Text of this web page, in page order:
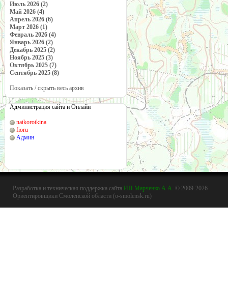
Июль 2026 (2)
Май 2026 (4)
Апрель 2026 (6)
Март 2026 (1)
Февраль 2026 (4)
Январь 2026 (2)
Декабрь 2025 (2)
Ноябрь 2025 (3)
Октябрь 2025 (7)
Сентябрь 2025 (8)
Показать / скрыть весь архив
Администрация сайта и Онлайн
natkorotkina
fioru
Админ
Разработка и техническая поддержка сайта ИП Марченко А.А. © 2009-2026
Ориентировщики Смоленской области (o-smolensk.ru)